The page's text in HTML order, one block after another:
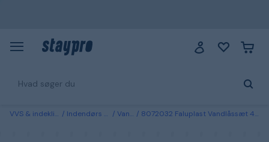
VVS & indeklima Indendørs afløb Vandlås 8072032 Faluplast Vandlåssæt 40 mm, til vægtilslutning